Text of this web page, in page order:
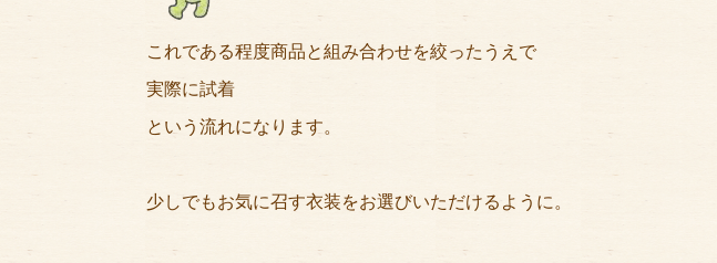
これである程度商品と組み合わせを絞ったうえで
実際に試着
という流れになります。
少しでもお気に召す衣装をお選びいただけるように。